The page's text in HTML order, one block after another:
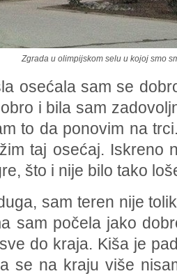
Zgrada u olimpijskom selu u kojoj smo
osećala sam se
i bila sam
to da ponovim na
taj osećaj. Iskreno
što i nije bilo tako
sam teren nije
sam počela jako
do kraja. Kiša je
se na kraju više